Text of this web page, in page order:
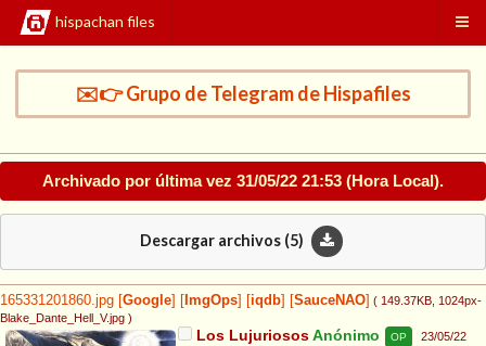
hispachan files
✉️👉 Grupo de Telegram de Hispafiles
Archivado por última vez 31/05/22 21:53 (Hora Local).
Descargar archivos (5)
165331201860.jpg Google ImgOps iqdb SauceNAO ( 149.37KB , 1024px-
Blake_Dante_Hell_V.jpg )
Los LujuriososAnónimo OP
23/05/22